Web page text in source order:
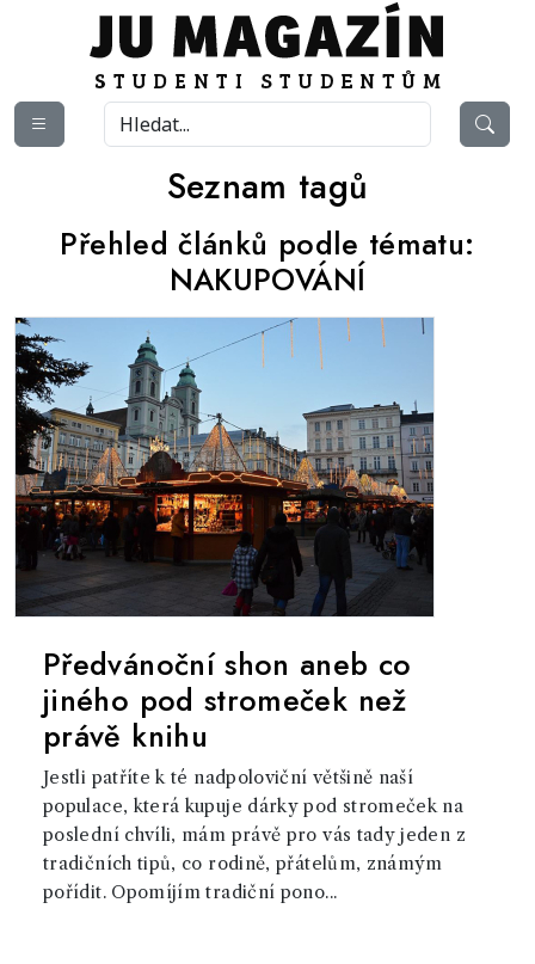
Seznam tagů
Přehled článků podle tématu:
NAKUPOVÁNÍ
Předvánoční shon aneb co
jiného pod stromeček než
právě knihu
Jestli patříte k té nadpoloviční většině naší
populace, která kupuje dárky pod stromeček na
poslední chvíli, mám právě pro vás tady jeden z
tradičních tipů, co rodině, přátelům, známým
pořídit. Opomíjím tradiční pono...